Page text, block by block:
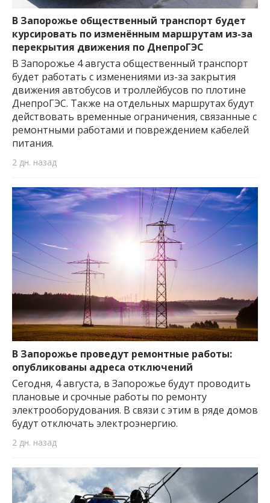
важную информацию о событиях
города Запорожья и области.
В Запорожье общественный транспорт будет
курсировать по изменённым маршрутам из-за
перекрытия движения по ДнепроГЭС
В Запорожье 4 августа общественный транспорт
будет работать с изменениями из-за закрытия
движения автобусов и троллейбусов по плотине
ДнепроГЭС. Также на отдельных маршрутах будут
действовать временные ограничения, связанные с
ремонтными работами и повреждением кабелей
питания.
2 дн. назад
В Запорожье проведут ремонтные работы:
опубликованы адреса отключений
Сегодня, 4 августа, в Запорожье будут проводить
плановые и срочные работы по ремонту
электрооборудования. В связи с этим в ряде домов
будут отключать электроэнергию.
2 дн. назад